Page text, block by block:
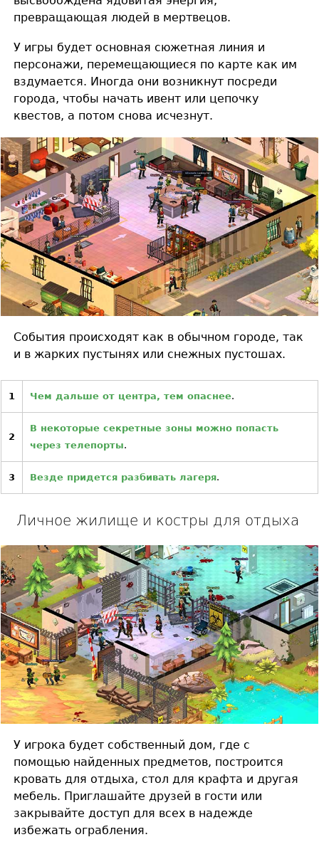
превращающая людей в мертвецов.
У игры будет основная сюжетная линия и
персонажи, перемещающиеся по карте как им
вздумается. Иногда они возникнут посреди
города, чтобы начать ивент или цепочку
квестов, а потом снова исчезнут.
События происходят как в обычном городе, так
и в жарких пустынях или снежных пустошах.
1 Чем дальше от центра, тем опаснее.
2
В некоторые секретные зоны можно попасть
через телепорты.
3 Везде придется разбивать лагеря.
Личное жилище и костры для отдыха
У игрока будет собственный дом, где с
помощью найденных предметов, построится
кровать для отдыха, стол для крафта и другая
мебель. Приглашайте друзей в гости или
закрывайте доступ для всех в надежде
избежать ограбления.